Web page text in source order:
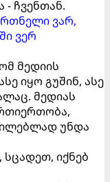
- ჩვენთან.
ვარ,
ვერ
მედიის
იყო გუშინ, ასე
მედიას
უნდა
იქნებ